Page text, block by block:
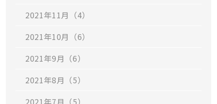
2021年11月（4）
2021年10月（6）
2021年9月（6）
2021年8月（5）
2021年7月（5）